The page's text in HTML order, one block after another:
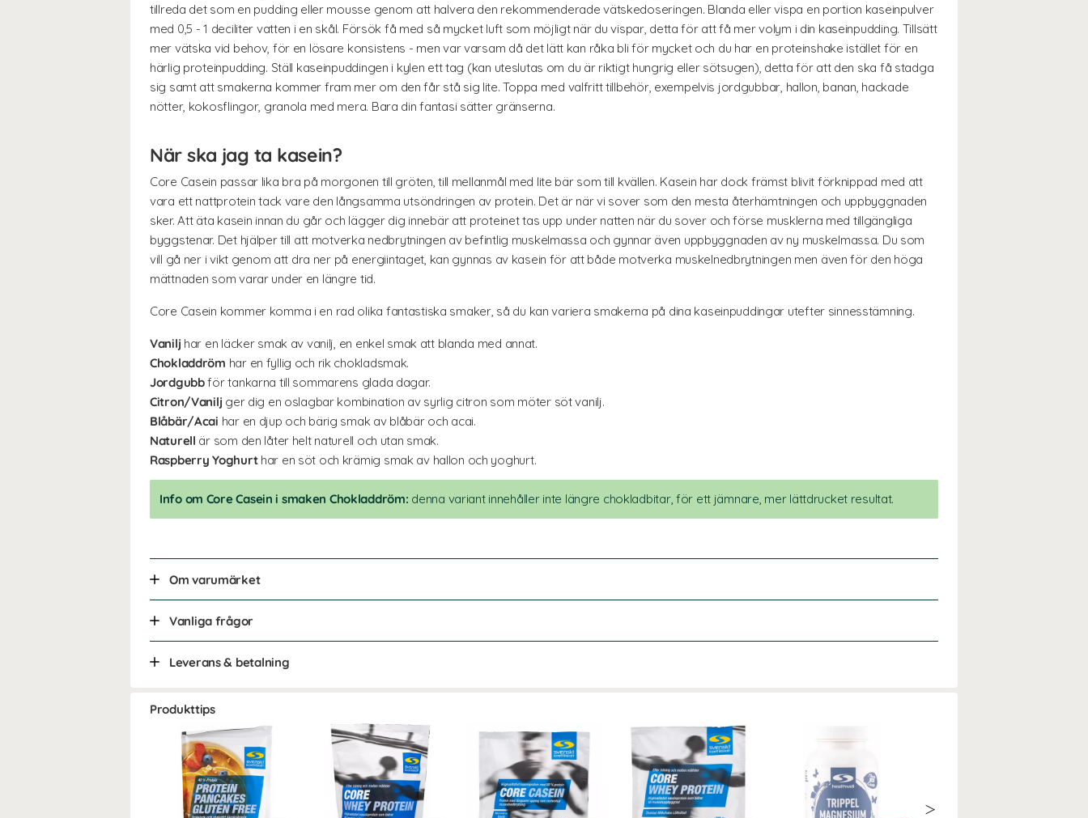
tillreda det som en pudding eller mousse genom att halvera den rekommenderade vätskedoseringen. Blanda eller vispa en portion kaseinpulver
med 0,5 - 1 deciliter vatten i en skål. Försök få med så mycket luft som möjligt när du vispar, detta för att få mer volym i din kaseinpudding. Tillsätt
mer vätska vid behov, för en lösare konsistens - men var varsam då det lätt kan råka bli för mycket och du har en proteinshake istället för en
härlig proteinpudding. Ställ kaseinpuddingen i kylen ett tag (kan uteslutas om du är riktigt hungrig eller sötsugen), detta för att den ska få stadga
sig samt att smakerna kommer fram mer om den får stå sig lite. Toppa med valfritt tillbehör, exempelvis jordgubbar, hallon, banan, hackade
nötter, kokosflingor, granola med mera. Bara din fantasi sätter gränserna.
När ska jag ta kasein?
Core Casein passar lika bra på morgonen till gröten, till mellanmål med lite bär som till kvällen. Kasein har dock främst blivit förknippad med att
vara ett nattprotein tack vare den långsamma utsöndringen av protein. Det är när vi sover som den mesta återhämtningen och uppbyggnaden
sker. Att äta kasein innan du går och lägger dig innebär att proteinet tas upp under natten när du sover och förse musklerna med tillgängliga
byggstenar. Det hjälper till att motverka nedbrytningen av befintlig muskelmassa och gynnar även uppbyggnaden av ny muskelmassa. Du som
vill gå ner i vikt genom att dra ner på energiintaget, kan gynnas av kasein för att både motverka muskelnedbrytningen men även för den höga
mättnaden som varar under en längre tid.
Core Casein kommer komma i en rad olika fantastiska smaker, så du kan variera smakerna på dina kaseinpuddingar utefter sinnesstämning.
Vanilj har en läcker smak av vanilj, en enkel smak att blanda med annat.
Chokladdröm har en fyllig och rik chokladsmak.
Jordgubbför tankarna till sommarens glada dagar.
Citron/Vanilj ger dig en oslagbar kombination av syrlig citron som möter söt vanilj.
Blåbär/Acai har en djup och bärig smak av blåbär och acai.
Naturell är som den låter helt naturell och utan smak.
Raspberry Yoghurthar en söt och krämig smak av hallon och yoghurt.
Info om Core Casein i smaken Chokladdröm: denna variant innehåller inte längre chokladbitar, för ett jämnare, mer lättdrucket resultat.
Om varumärket
Vanliga frågor
Leverans & betalning
Produkttips